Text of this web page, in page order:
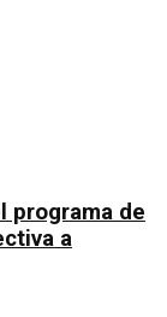
programa de
a